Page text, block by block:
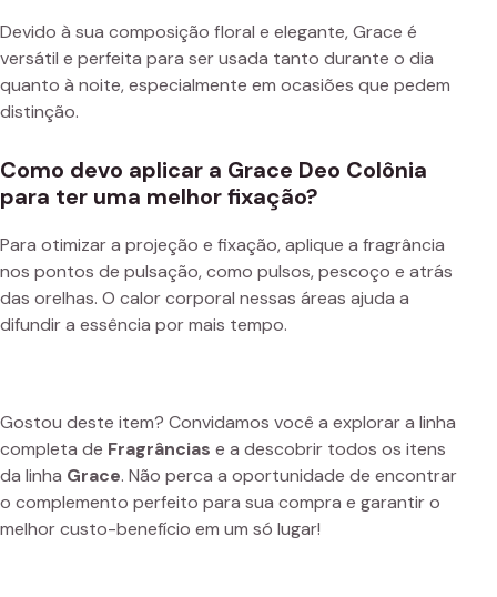
Devido à sua composição floral e elegante, Grace é
versátil e perfeita para ser usada tanto durante o dia
quanto à noite, especialmente em ocasiões que pedem
distinção.
Como devo aplicar a Grace Deo Colônia
para ter uma melhor fixação?
Para otimizar a projeção e fixação, aplique a fragrância
nos pontos de pulsação, como pulsos, pescoço e atrás
das orelhas. O calor corporal nessas áreas ajuda a
difundir a essência por mais tempo.
Gostou deste item? Convidamos você a explorar a linha
completa de Fragrâncias e a descobrir todos os itens
da linha Grace. Não perca a oportunidade de encontrar
o complemento perfeito para sua compra e garantir o
melhor custo-benefício em um só lugar!